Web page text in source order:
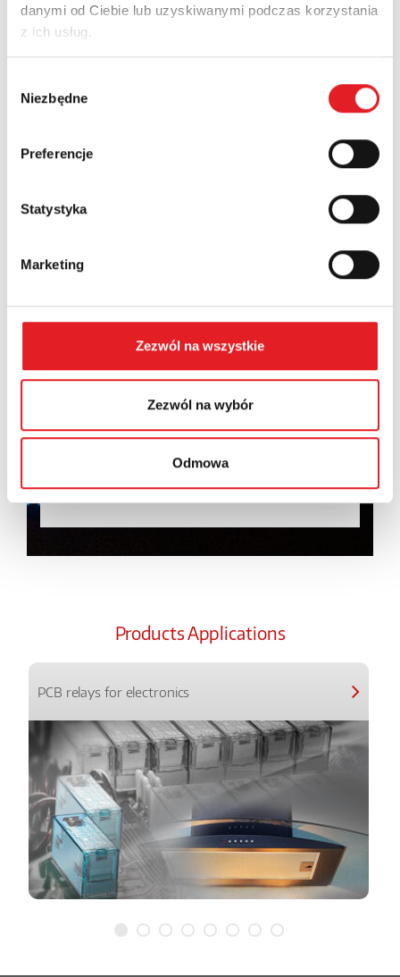
danymi od Ciebie lub uzyskiwanymi podczas korzystania
z ich usług.
zgody
Niezbędne
Preferencje
Statystyka
Marketing
Zezwól na wszystkie
Zezwól na wybór
Odmowa
I consent to the processing of my personal data by
personal data in thePrivacy Policy*
I have read thePrivacy Policy*
Products Applications
PCB relays for electronics